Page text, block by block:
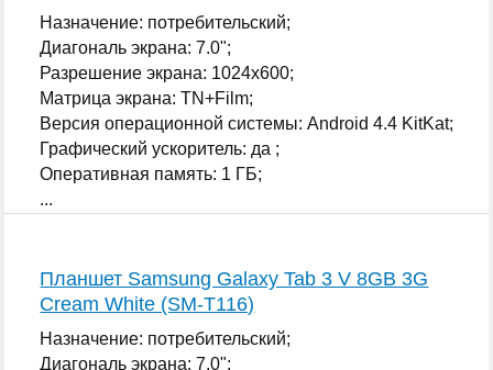
Назначение: потребительский;
Диагональ экрана: 7.0";
Разрешение экрана: 1024x600;
Матрица экрана: TN+Film;
Версия операционной системы: Android 4.4 KitKat;
Графический ускоритель: да ;
Оперативная память: 1 ГБ;
...
Планшет Samsung Galaxy Tab 3 V 8GB 3G
Cream White (SM-T116)
Назначение: потребительский;
Диагональ экрана: 7.0";